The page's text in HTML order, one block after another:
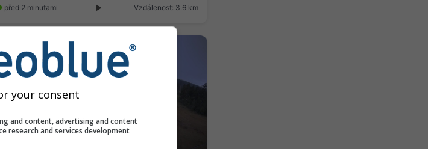
před 2 minutami Vzdálenost: 3.6 km
your consent
and content, advertising and content
research and services development